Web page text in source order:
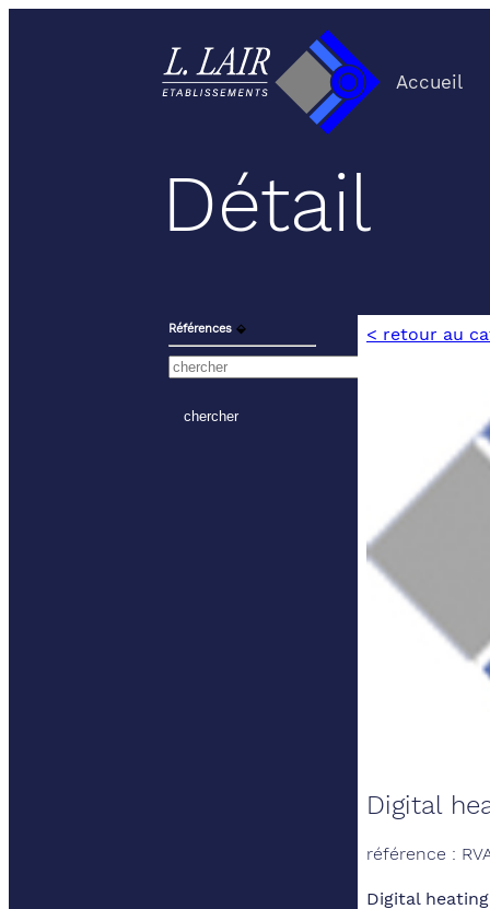
Accueil
Détail
Références ⬙ < retour au
Digital
référence :
Digital